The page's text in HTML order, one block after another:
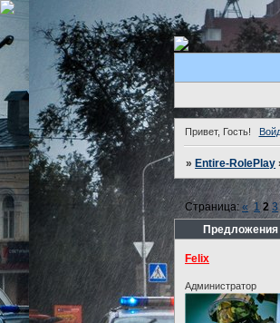
Привет, Гость!
»Entire-RolePlay
Предложения
Страница:« 1 2 3
Felix
Администратор